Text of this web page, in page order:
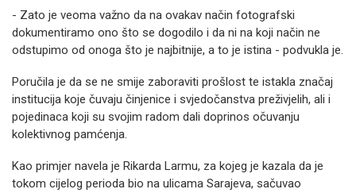
- Zato je veoma važno da na ovakav način fotografski
dokumentiramo ono što se dogodilo i da ni na koji način ne
odstupimo od onoga što je najbitnije, a to je istina - podvukla je.
Poručila je da se ne smije zaboraviti prošlost te istakla značaj
institucija koje čuvaju činjenice i svjedočanstva preživjelih, ali i
pojedinaca koji su svojim radom dali doprinos očuvanju
kolektivnog pamćenja.
Kao primjer navela je Rikarda Larmu, za kojeg je kazala da je
tokom cijelog perioda bio na ulicama Sarajeva, sačuvao